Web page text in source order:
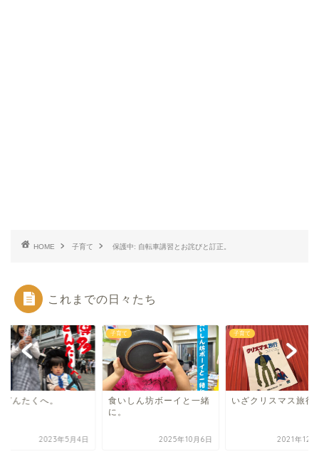
HOME 子育て 保護中: 自転車講習とお詫びと訂正。
これまでの日々たち
どんたくへ。
2023年5月4日
子育て
食いしん坊ボーイと一緒
に。
2025年10月6日
子育て
いざクリスマス旅行
2021年12